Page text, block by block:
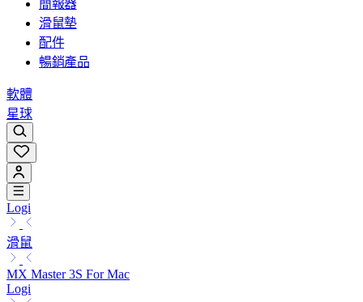
簡報器
滑鼠墊
配件
暢銷產品
軟體
星球
Logi
滑鼠
MX Master 3S For Mac
Logi